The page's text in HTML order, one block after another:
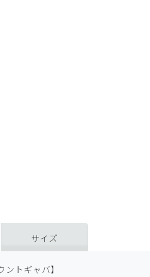
サイズ
ントギャバ】